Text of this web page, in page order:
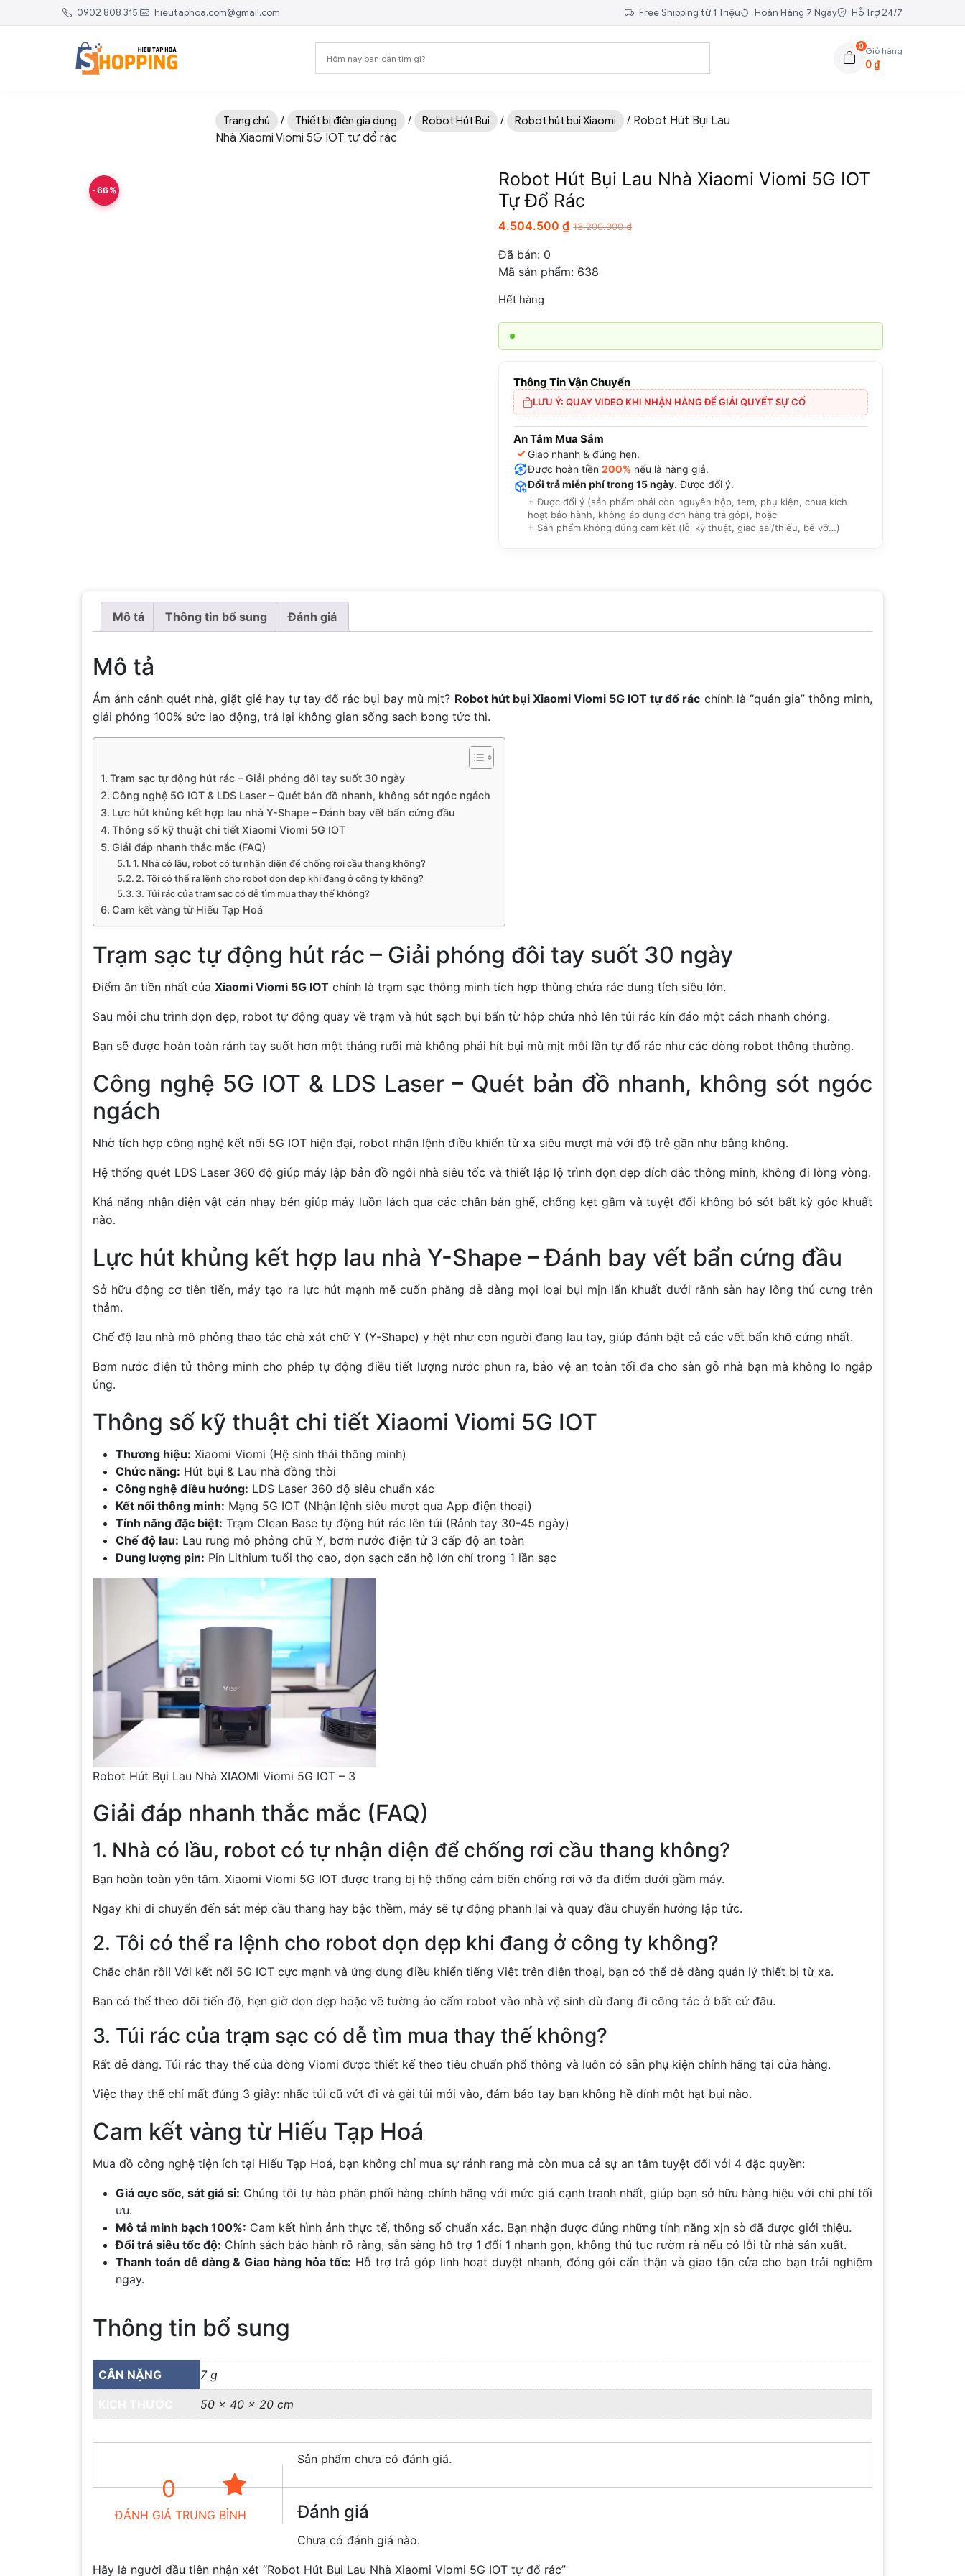
0902 808 315| hieutaphoa.com@gmail.com Free Shipping từ 1 Triệu Hoàn Hàng 7 Ngày Hỗ Trợ 24/7
0Giỏ hàng
0₫
Trang chủ / Thiết bị điện gia dụng / Robot Hút Bụi / Robot hút bụi Xiaomi
/ Robot Hút Bụi Lau
Nhà Xiaomi Viomi 5G IOT tự đổ rác
-66%
Robot Hút Bụi Lau Nhà Xiaomi Viomi 5G IOT
Tự Đổ Rác
4.504.500₫ 13.200.000₫
Đã bán: 0
Mã sản phẩm: 638
Hết hàng
Thông Tin Vận Chuyển
LƯU Ý: QUAY VIDEO KHI NHẬN HÀNG ĐỂ GIẢI QUYẾT SỰ CỐ
An Tâm Mua Sắm
✓ Giao nhanh & đúng hẹn.
Được hoàn tiền200% nếu là hàng giả.
Đổi trả miễn phí trong 15 ngày. Được đổi ý.
+ Được đổi ý (sản phẩm phải còn nguyên hộp, tem, phụ kiện, chưa kích
hoạt bảo hành, không áp dụng đơn hàng trả góp), hoặc
+ Sản phẩm không đúng cam kết (lỗi kỹ thuật, giao sai/thiếu, bể vỡ…)
Mô tả Thông tin bổ sung Đánh giá
Mô tả
Ám ảnh cảnh quét nhà, giặt giẻ hay tự tay đổ rác bụi bay mù mịt? Robot hút bụi Xiaomi Viomi 5G IOT tự đổ rác chính là “quản gia” thông minh,
giải phóng 100% sức lao động, trả lại không gian sống sạch bong tức thì.
Trạm sạc tự động hút rác – Giải phóng đôi tay suốt 30 ngày
Công nghệ 5G IOT & LDS Laser – Quét bản đồ nhanh, không sót ngóc ngách
Lực hút khủng kết hợp lau nhà Y-Shape – Đánh bay vết bẩn cứng đầu
Thông số kỹ thuật chi tiết Xiaomi Viomi 5G IOT
Giải đáp nhanh thắc mắc (FAQ)
1. Nhà có lầu, robot có tự nhận diện để chống rơi cầu thang không?
2. Tôi có thể ra lệnh cho robot dọn dẹp khi đang ở công ty không?
3. Túi rác của trạm sạc có dễ tìm mua thay thế không?
Cam kết vàng từ Hiếu Tạp Hoá
Trạm sạc tự động hút rác – Giải phóng đôi tay suốt 30 ngày
Điểm ăn tiền nhất của Xiaomi Viomi 5G IOT chính là trạm sạc thông minh tích hợp thùng chứa rác dung tích siêu lớn.
Sau mỗi chu trình dọn dẹp, robot tự động quay về trạm và hút sạch bụi bẩn từ hộp chứa nhỏ lên túi rác kín đáo một cách nhanh chóng.
Bạn sẽ được hoàn toàn rảnh tay suốt hơn một tháng rưỡi mà không phải hít bụi mù mịt mỗi lần tự đổ rác như các dòng robot thông thường.
Công nghệ 5G IOT & LDS Laser – Quét bản đồ nhanh, không sót ngóc
ngách
Nhờ tích hợp công nghệ kết nối 5G IOT hiện đại, robot nhận lệnh điều khiển từ xa siêu mượt mà với độ trễ gần như bằng không.
Hệ thống quét LDS Laser 360 độ giúp máy lập bản đồ ngôi nhà siêu tốc và thiết lập lộ trình dọn dẹp dích dắc thông minh, không đi lòng vòng.
Khả năng nhận diện vật cản nhạy bén giúp máy luồn lách qua các chân bàn ghế, chống kẹt gầm và tuyệt đối không bỏ sót bất kỳ góc khuất
nào.
Lực hút khủng kết hợp lau nhà Y-Shape – Đánh bay vết bẩn cứng đầu
Sở hữu động cơ tiên tiến, máy tạo ra lực hút mạnh mẽ cuốn phăng dễ dàng mọi loại bụi mịn lẩn khuất dưới rãnh sàn hay lông thú cưng trên
thảm.
Chế độ lau nhà mô phỏng thao tác chà xát chữ Y (Y-Shape) y hệt như con người đang lau tay, giúp đánh bật cả các vết bẩn khô cứng nhất.
Bơm nước điện tử thông minh cho phép tự động điều tiết lượng nước phun ra, bảo vệ an toàn tối đa cho sàn gỗ nhà bạn mà không lo ngập
úng.
Thông số kỹ thuật chi tiết Xiaomi Viomi 5G IOT
Thương hiệu: Xiaomi Viomi (Hệ sinh thái thông minh)
Chức năng: Hút bụi & Lau nhà đồng thời
Công nghệ điều hướng: LDS Laser 360 độ siêu chuẩn xác
Kết nối thông minh: Mạng 5G IOT (Nhận lệnh siêu mượt qua App điện thoại)
Tính năng đặc biệt: Trạm Clean Base tự động hút rác lên túi (Rảnh tay 30-45 ngày)
Chế độ lau: Lau rung mô phỏng chữ Y, bơm nước điện tử 3 cấp độ an toàn
Dung lượng pin: Pin Lithium tuổi thọ cao, dọn sạch căn hộ lớn chỉ trong 1 lần sạc
Robot Hút Bụi Lau Nhà XIAOMI Viomi 5G IOT – 3
Giải đáp nhanh thắc mắc (FAQ)
1. Nhà có lầu, robot có tự nhận diện để chống rơi cầu thang không?
Bạn hoàn toàn yên tâm. Xiaomi Viomi 5G IOT được trang bị hệ thống cảm biến chống rơi vỡ đa điểm dưới gầm máy.
Ngay khi di chuyển đến sát mép cầu thang hay bậc thềm, máy sẽ tự động phanh lại và quay đầu chuyển hướng lập tức.
2. Tôi có thể ra lệnh cho robot dọn dẹp khi đang ở công ty không?
Chắc chắn rồi! Với kết nối 5G IOT cực mạnh và ứng dụng điều khiển tiếng Việt trên điện thoại, bạn có thể dễ dàng quản lý thiết bị từ xa.
Bạn có thể theo dõi tiến độ, hẹn giờ dọn dẹp hoặc vẽ tường ảo cấm robot vào nhà vệ sinh dù đang đi công tác ở bất cứ đâu.
3. Túi rác của trạm sạc có dễ tìm mua thay thế không?
Rất dễ dàng. Túi rác thay thế của dòng Viomi được thiết kế theo tiêu chuẩn phổ thông và luôn có sẵn phụ kiện chính hãng tại cửa hàng.
Việc thay thế chỉ mất đúng 3 giây: nhấc túi cũ vứt đi và gài túi mới vào, đảm bảo tay bạn không hề dính một hạt bụi nào.
Cam kết vàng từ Hiếu Tạp Hoá
Mua đồ công nghệ tiện ích tại Hiếu Tạp Hoá, bạn không chỉ mua sự rảnh rang mà còn mua cả sự an tâm tuyệt đối với 4 đặc quyền:
Giá cực sốc, sát giá sỉ: Chúng tôi tự hào phân phối hàng chính hãng với mức giá cạnh tranh nhất, giúp bạn sở hữu hàng hiệu với chi phí tối
ưu.
Mô tả minh bạch 100%: Cam kết hình ảnh thực tế, thông số chuẩn xác. Bạn nhận được đúng những tính năng xịn sò đã được giới thiệu.
Đổi trả siêu tốc độ: Chính sách bảo hành rõ ràng, sẵn sàng hỗ trợ 1 đổi 1 nhanh gọn, không thủ tục rườm rà nếu có lỗi từ nhà sản xuất.
Thanh toán dễ dàng & Giao hàng hỏa tốc: Hỗ trợ trả góp linh hoạt duyệt nhanh, đóng gói cẩn thận và giao tận cửa cho bạn trải nghiệm
ngay.
Thông tin bổ sung
CÂN NẶNG 7 g
50 × 40 × 20 cm
0
ĐÁNH GIÁ TRUNG BÌNH
Sản phẩm chưa có đánh giá.
Đánh giá
Chưa có đánh giá nào.
Hãy là người đầu tiên nhận xét “Robot Hút Bụi Lau Nhà Xiaomi Viomi 5G IOT tự đổ rác”